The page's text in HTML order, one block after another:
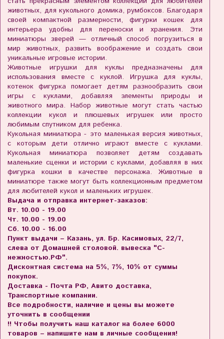
животных, для кукольного домика, румбоксов. Благодаря
своей компактной размерности, фигурки кошек для
интерьера удобны для переноски и хранения. Эти
миниатюры зверей — отличный способ погрузиться в
мир животных, развить воображение и создать свои
уникальные игровые истории.
Животные игрушки для куклы предназначены для
использования вместе с куклой. Игрушка для куклы,
котенок фигурка помогает детям разнообразить свои
игры с куклами, добавляя элементы природы и
животного мира. Набор животные могут стать частью
коллекции кукол и плюшевых игрушек или просто
любимым спутником для ребенка.
Кукольная миниатюра - это маленькая версия животных,
с которым дети отлично играют вместе с куклами.
Кукольная миниатюра позволяет детям создавать
маленькие сценки и истории с куклами, добавляя в них
фигурка кошки в качестве персонажа. Животные в
миниатюре также могут быть коллекционным предметом
для любителей кукол и маленьких игрушек.
Выдача и отправка интернет-заказов:
Вт. 10.00 - 19.00
Чт. 10.00 - 19.00
Сб. 10.00 - 16.00
Пункт выдачи – Казань, ул. Бр. Касимовых, 22/7,
слева от Домашней столовой. вывеска "С-
нежностью.РФ".
Дисконтная система на 5%, 7%, 10% от суммы
покупок.
Доставка - Почта РФ, Авито доставка,
Транспортные компании.
Все подробности, наличие и цены вы можете
уточнить в сообщении
!! Чтобы получить наш каталог на более 6000
товаров – напишите нам в личные сообщения!